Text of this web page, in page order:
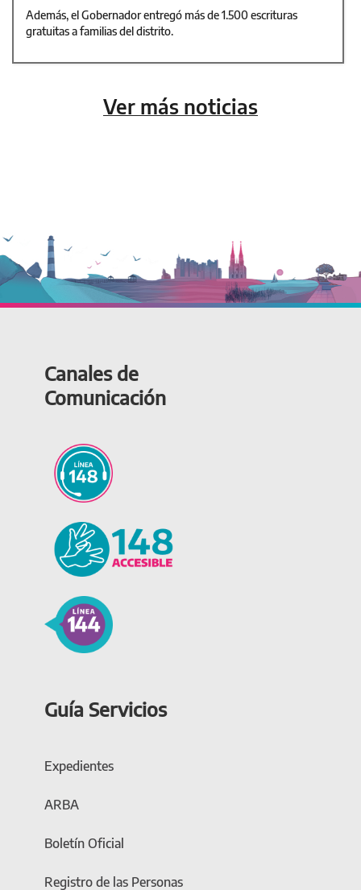
Además, el Gobernador entregó más de 1.500 escrituras
gratuitas a familias del distrito.
Ver más noticias
Canales de
Comunicación
Guía Servicios
Expedientes
ARBA
Boletín Oficial
Registro de las Personas